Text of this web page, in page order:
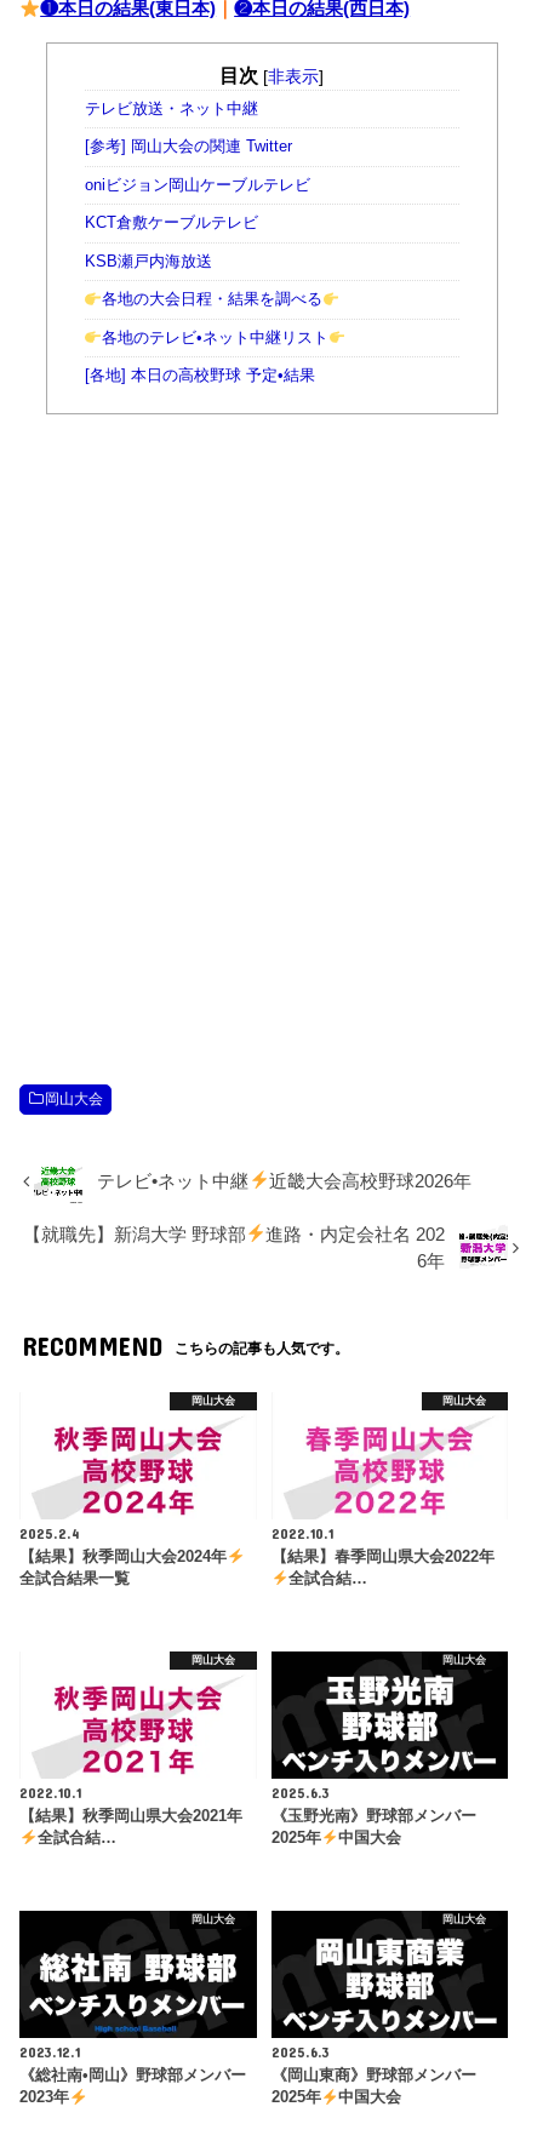
❶本日の結果(東日本) ｜❷本日の結果(西日本)
目次 [非表示]
テレビ放送・ネット中継
[参考] 岡山大会の関連 Twitter
oniビジョン岡山ケーブルテレビ
KCT倉敷ケーブルテレビ
KSB瀬戸内海放送
各地の大会日程・結果を調べる
各地のテレビ•ネット中継リスト
[各地] 本日の高校野球 予定•結果
岡山大会
テレビ•ネット中継 近畿大会高校野球2026年
【就職先】新潟大学 野球部
進路・内定会社名 202
6年
RECOMMEND こちらの記事も人気です。
岡山大会
2025.2.4
【結果】秋季岡山大会2024年
全試合結果一覧
岡山大会
2022.10.1
【結果】春季岡山県大会2022年
全試合結…
岡山大会
2022.10.1
【結果】秋季岡山県大会2021年
全試合結…
岡山大会
2025.6.3
《玉野光南》野球部メンバー
2025年
中国大会
岡山大会
2023.12.1
《総社南•岡山》野球部メンバー
2023年
岡山大会
2025.6.3
《岡山東商》野球部メンバー
2025年
中国大会